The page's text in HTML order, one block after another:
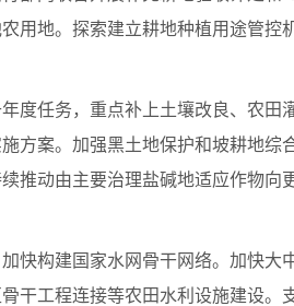
用地。探索建立耕地种植用途管
度任务，重点补上土壤改良、农
方案。加强黑土地保护和坡耕地综
推动由主要治理盐碱地适应作物向
快构建国家水网骨干网络。加快
干工程连接等农田水利设施建设